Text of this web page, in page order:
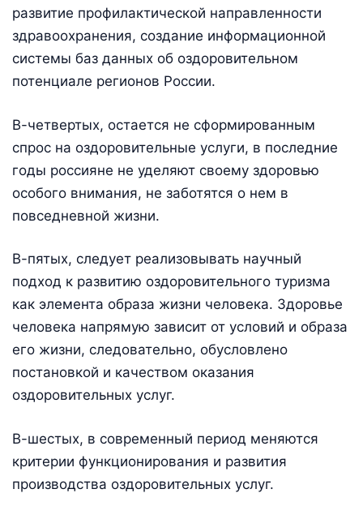
развитие профилактической направленности
здравоохранения, создание информационной
системы баз данных об оздоровительном
потенциале регионов России.
В-четвертых, остается не сформированным
спрос на оздоровительные услуги, в последние
годы россияне не уделяют своему здоровью
особого внимания, не заботятся о нем в
повседневной жизни.
В-пятых, следует реализовывать научный
подход к развитию оздоровительного туризма
как элемента образа жизни человека. Здоровье
человека напрямую зависит от условий и образа
его жизни, следовательно, обусловлено
постановкой и качеством оказания
оздоровительных услуг.
В-шестых, в современный период меняются
критерии функционирования и развития
производства оздоровительных услуг.